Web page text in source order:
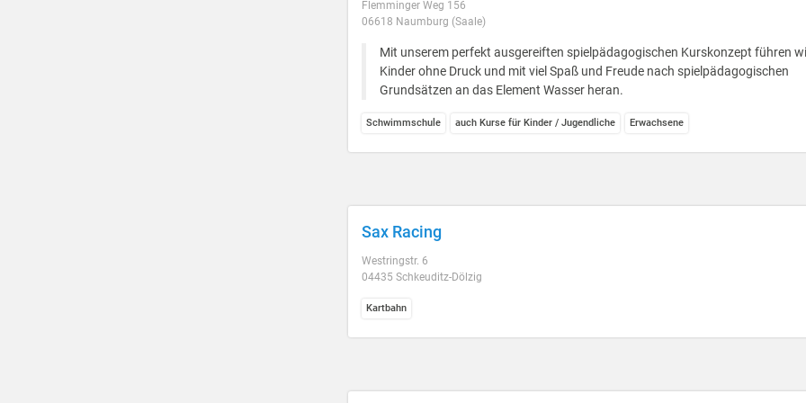
Flemminger Weg 156
06618 Naumburg (Saale)
Mit unserem perfekt ausgereiften spielpädagogischen Kurskonzept führen
Kinder ohne Druck und mit viel Spaß und Freude nach spielpädagogischen
Grundsätzen an das Element Wasser heran.
Schwimmschule auch Kurse für Kinder / Jugendliche Erwachsene
Sax Racing
Westringstr. 6
04435 Schkeuditz-Dölzig
Kartbahn